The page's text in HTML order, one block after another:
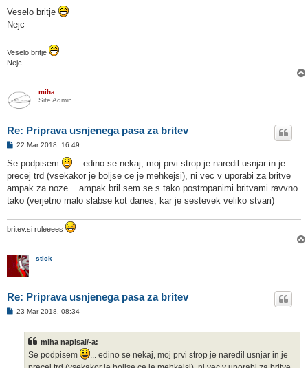
Veselo britje
Nejc
Veselo britje
Nejc
miha
Site Admin
Re: Priprava usnjenega pasa za britev
O
g
o
v
o
r
22 Mar 2018, 16:49
Se podpisem
... edino se nekaj, moj prvi strop je naredil usnjar in je
precej trd (vsekakor je boljse ce je mehkejsi), ni vec v uporabi za britve
ampak za noze... ampak bril sem se s tako postropanimi britvami ravvno
tako (verjetno malo slabse kot danes, kar je sestevek veliko stvari)
britev.si ruleeees
stick
Re: Priprava usnjenega pasa za britev
O23 Mar 2018, 08:34
miha napisal/-a:
Se podpisem
... edino se nekaj, moj prvi strop je naredil usnjar in je